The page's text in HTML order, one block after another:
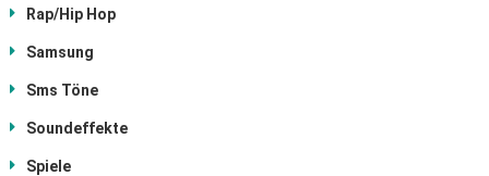
Rap/Hip Hop
Samsung
Sms Töne
Soundeffekte
Spiele